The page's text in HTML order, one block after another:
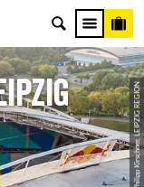
© Philipp Kirschner, LEIPZIG REGION